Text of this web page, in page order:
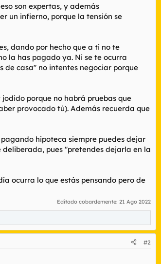
son expertas, y además
un infierno, porque la tensión se
dando por hecho que a ti no te
la has pagado ya. Ni se te ocurra
de casa" no intentes negociar porque
porque no habrá pruebas que
provocado tú). Además recuerda que
hipoteca siempre puedes dejar
pues "pretendes dejarla en la
ocurra lo que estás pensando pero de
Editado cobardemente: 21 Ago 2022
#2